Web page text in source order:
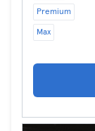
Premium
Max